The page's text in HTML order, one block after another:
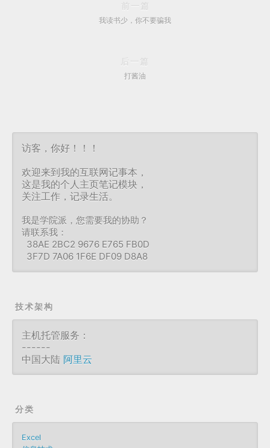
前一篇
我读书少，你不要骗我
后一篇
打酱油
访客，你好！！！
欢迎来到我的互联网记事本，
这是我的个人主页笔记模块，
关注工作，记录生活。
我是学院派，您需要我的协助？
请联系我：
38AE 2BC2 9676 E765 FB0D
3F7D 7A06 1F6E DF09 D8A8
技术架构
主机托管服务：
------
中国大陆 阿里云
分类
Excel